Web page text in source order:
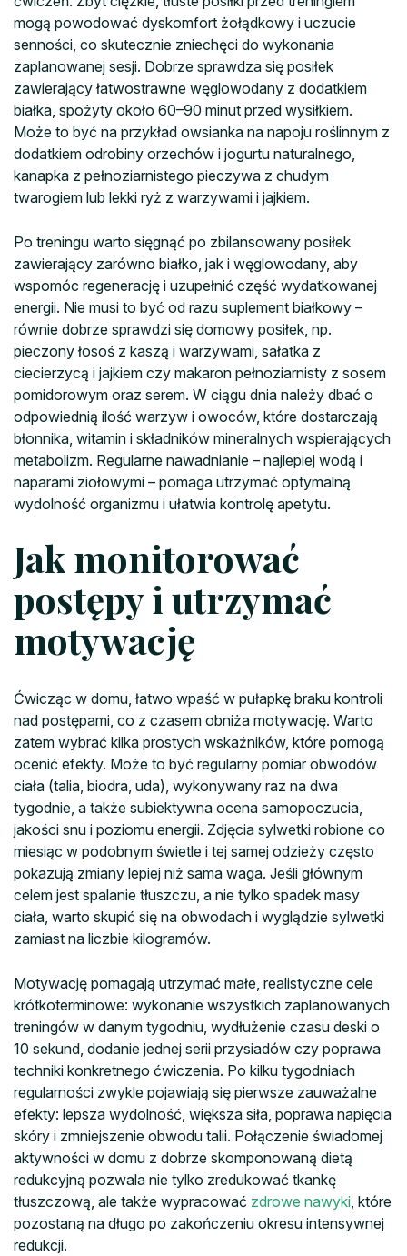
mogą powodować dyskomfort żołądkowy i uczucie
senności, co skutecznie zniechęci do wykonania
zaplanowanej sesji. Dobrze sprawdza się posiłek
zawierający łatwostrawne węglowodany z dodatkiem
białka, spożyty około 60–90 minut przed wysiłkiem.
Może to być na przykład owsianka na napoju roślinnym z
dodatkiem odrobiny orzechów i jogurtu naturalnego,
kanapka z pełnoziarnistego pieczywa z chudym
twarogiem lub lekki ryż z warzywami i jajkiem.
Po treningu warto sięgnąć po zbilansowany posiłek
zawierający zarówno białko, jak i węglowodany, aby
wspomóc regenerację i uzupełnić część wydatkowanej
energii. Nie musi to być od razu suplement białkowy –
równie dobrze sprawdzi się domowy posiłek, np.
pieczony łosoś z kaszą i warzywami, sałatka z
ciecierzycą i jajkiem czy makaron pełnoziarnisty z sosem
pomidorowym oraz serem. W ciągu dnia należy dbać o
odpowiednią ilość warzyw i owoców, które dostarczają
błonnika, witamin i składników mineralnych wspierających
metabolizm. Regularne nawadnianie – najlepiej wodą i
naparami ziołowymi – pomaga utrzymać optymalną
wydolność organizmu i ułatwia kontrolę apetytu.
Jak monitorować
postępy i utrzymać
motywację
Ćwicząc w domu, łatwo wpaść w pułapkę braku kontroli
nad postępami, co z czasem obniża motywację. Warto
zatem wybrać kilka prostych wskaźników, które pomogą
ocenić efekty. Może to być regularny pomiar obwodów
ciała (talia, biodra, uda), wykonywany raz na dwa
tygodnie, a także subiektywna ocena samopoczucia,
jakości snu i poziomu energii. Zdjęcia sylwetki robione co
miesiąc w podobnym świetle i tej samej odzieży często
pokazują zmiany lepiej niż sama waga. Jeśli głównym
celem jest spalanie tłuszczu, a nie tylko spadek masy
ciała, warto skupić się na obwodach i wyglądzie sylwetki
zamiast na liczbie kilogramów.
Motywację pomagają utrzymać małe, realistyczne cele
krótkoterminowe: wykonanie wszystkich zaplanowanych
treningów w danym tygodniu, wydłużenie czasu deski o
10 sekund, dodanie jednej serii przysiadów czy poprawa
techniki konkretnego ćwiczenia. Po kilku tygodniach
regularności zwykle pojawiają się pierwsze zauważalne
efekty: lepsza wydolność, większa siła, poprawa napięcia
skóry i zmniejszenie obwodu talii. Połączenie świadomej
aktywności w domu z dobrze skomponowaną dietą
redukcyjną pozwala nie tylko zredukować tkankę
tłuszczową, ale także wypracować zdrowe nawyki, które
pozostaną na długo po zakończeniu okresu intensywnej
redukcji.